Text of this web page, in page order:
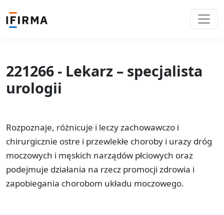
221266 - Lekarz – specjalista
urologii
Rozpoznaje, różnicuje i leczy zachowawczo i
chirurgicznie ostre i przewlekłe choroby i urazy dróg
moczowych i męskich narządów płciowych oraz
podejmuje działania na rzecz promocji zdrowia i
zapobiegania chorobom układu moczowego.